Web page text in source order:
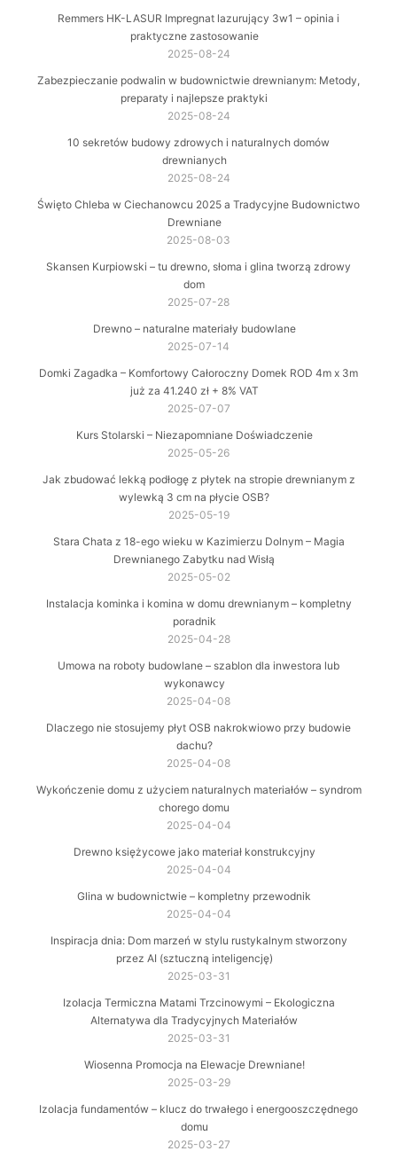
Remmers HK-LASUR Impregnat lazurujący 3w1 – opinia i
praktyczne zastosowanie
2025-08-24
Zabezpieczanie podwalin w budownictwie drewnianym: Metody,
preparaty i najlepsze praktyki
2025-08-24
10 sekretów budowy zdrowych i naturalnych domów
drewnianych
2025-08-24
Święto Chleba w Ciechanowcu 2025 a Tradycyjne Budownictwo
Drewniane
2025-08-03
Skansen Kurpiowski – tu drewno, słoma i glina tworzą zdrowy
dom
2025-07-28
Drewno – naturalne materiały budowlane
2025-07-14
Domki Zagadka – Komfortowy Całoroczny Domek ROD 4m x 3m
już za 41.240 zł + 8% VAT
2025-07-07
Kurs Stolarski – Niezapomniane Doświadczenie
2025-05-26
Jak zbudować lekką podłogę z płytek na stropie drewnianym z
wylewką 3 cm na płycie OSB?
2025-05-19
Stara Chata z 18-ego wieku w Kazimierzu Dolnym – Magia
Drewnianego Zabytku nad Wisłą
2025-05-02
Instalacja kominka i komina w domu drewnianym – kompletny
poradnik
2025-04-28
Umowa na roboty budowlane – szablon dla inwestora lub
wykonawcy
2025-04-08
Dlaczego nie stosujemy płyt OSB nakrokwiowo przy budowie
dachu?
2025-04-08
Wykończenie domu z użyciem naturalnych materiałów – syndrom
chorego domu
2025-04-04
Drewno księżycowe jako materiał konstrukcyjny
2025-04-04
Glina w budownictwie – kompletny przewodnik
2025-04-04
Inspiracja dnia: Dom marzeń w stylu rustykalnym stworzony
przez AI (sztuczną inteligencję)
2025-03-31
Izolacja Termiczna Matami Trzcinowymi – Ekologiczna
Alternatywa dla Tradycyjnych Materiałów
2025-03-31
Wiosenna Promocja na Elewacje Drewniane!
2025-03-29
Izolacja fundamentów – klucz do trwałego i energooszczędnego
domu
2025-03-27